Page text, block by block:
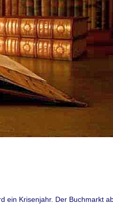
ein Krisenjahr. Der Buchmarkt